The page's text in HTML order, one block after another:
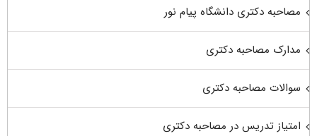
مصاحبه دکتری دانشگاه پیام نور
مدارک مصاحبه دکتری
سوالات مصاحبه دکتری
امتیاز تدریس در مصاحبه دکتری